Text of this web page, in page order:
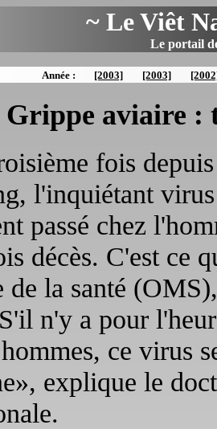
~ Le Viêt
Le portail
Année : [2003] [2003]
Grippe aviaire :
fois
l'inquiétant
passé chez
décès. C'est ce
de la santé
n'y a pour
ce virus
explique le